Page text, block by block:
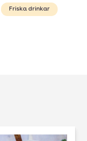
Friska drinkar